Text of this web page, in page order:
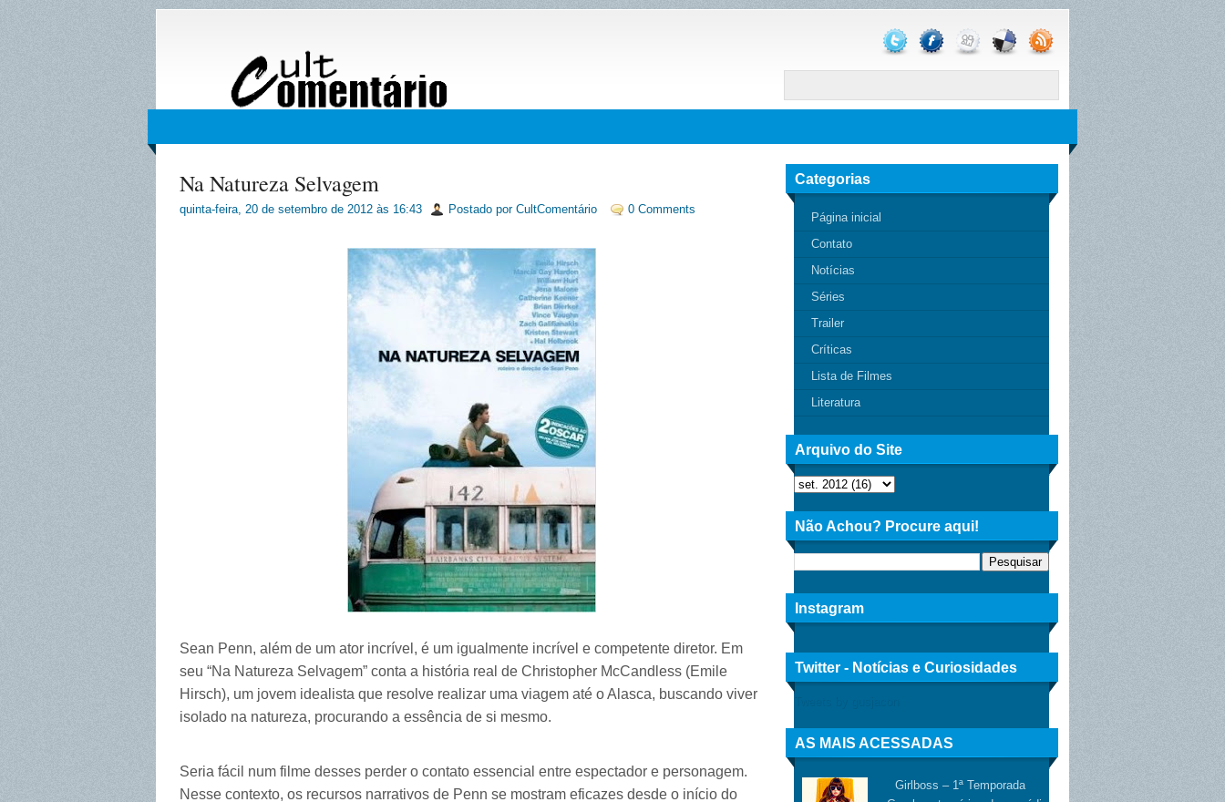
Na Natureza Selvagem
quinta-feira, 20 de setembro de 2012 às 16:43 Postado por CultComentário 0 Comments
Sean Penn, além de um ator incrível, é um igualmente incrível e competente diretor. Em
seu “Na Natureza Selvagem” conta a história real de Christopher McCandless (Emile
Hirsch), um jovem idealista que resolve realizar uma viagem até o Alasca, buscando viver
isolado na natureza, procurando a essência de si mesmo.
Seria fácil num filme desses perder o contato essencial entre espectador e personagem.
Nesse contexto, os recursos narrativos de Penn se mostram eficazes desde o início do
Categorias
Página inicial
Contato
Notícias
Séries
Trailer
Críticas
Lista de Filmes
Literatura
Arquivo do Site
Não Achou? Procure aqui!
Instagram
Twitter - Notícias e Curiosidades
AS MAIS ACESSADAS
Girlboss – 1ª Temporada